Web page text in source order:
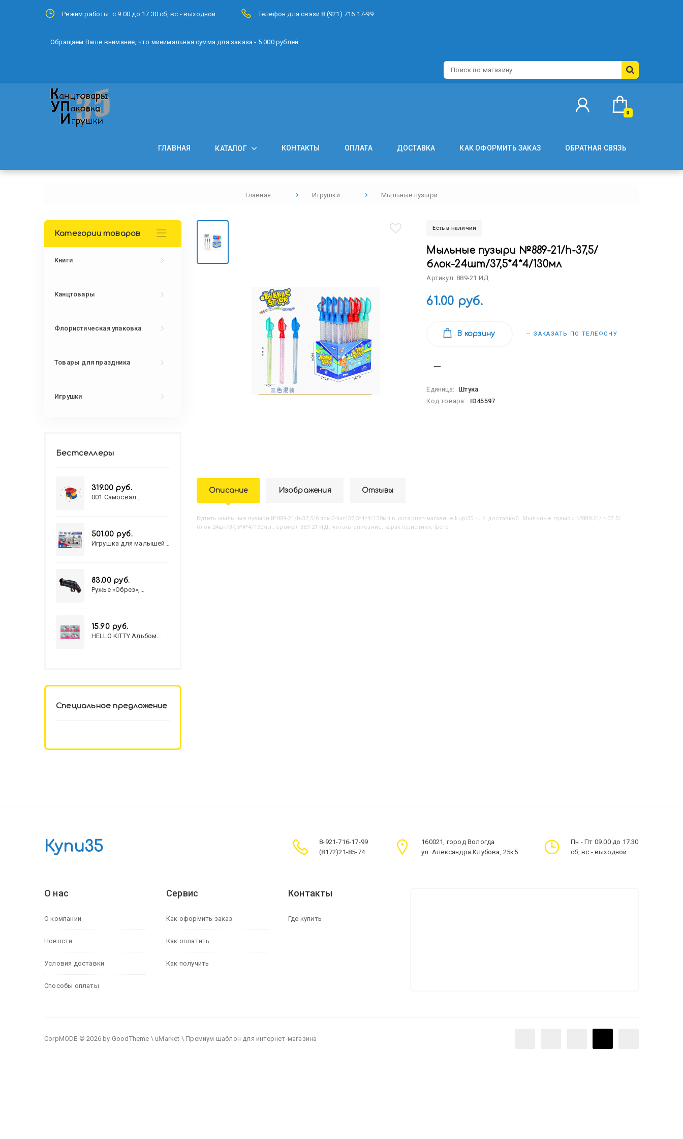
Режим работы: с 9.00 до 17.30 сб, вс - выходной Телефон для связи 8 (921) 716 17-99
Обращаем Ваше внимание, что минимальная сумма для заказа - 5 000 рублей
0
ГЛАВНАЯ КАТАЛОГ КОНТАКТЫ ОПЛАТА ДОСТАВКА КАК ОФОРМИТЬ ЗАКАЗ ОБРАТНАЯ СВЯЗЬ
Главная Игрушки Мыльные пузыри
Есть в наличии
Мыльные пузыри №889-21/h-37,5/
блок-24шт/37,5*4*4/130мл
Артикул: 889-21 ИД
61.00 руб.
В корзину — ЗАКАЗАТЬ ПО ТЕЛЕФОНУ
Единица:
Штука
Код товара:
ID45597
Описание Изображения Отзывы
Купить Мыльные пузыри №889-21/h-37,5/блок-24шт/37,5*4*4/130мл в интернет-магазине kupi35.ru с доставкой. Мыльные пузыри №889-21/h-37,5/
блок-24шт/37,5*4*4/130мл , артикул 889-21 ИД: читать описание, характеристики, фото
Категории товаров
Книги
Канцтовары
Флористическая упаковка
Товары для праздника
Игрушки
Бестселлеры
319.00 руб.
001 Самосвал
501.00 руб.
Игрушка для малышей
83.00 руб.
Ружье «Обрез»,
15.90 руб.
HELLO KITTY Альбом
Специальное предложение
Купи35
8-921-716-17-99
(8172)21-85-74
160021, город Вологда
ул. Александра Клубова, 25к5
Пн - Пт 09.00 до 17.30
сб, вс - выходной
О нас
О компании
Новости
Условия доставки
Способы оплаты
Сервис
Как оформить заказ
Как оплатить
Как получить
Контакты
Где купить
CorpMODE © 2026 by GoodTheme \ uMarket \ Премиум шаблон для интернет-магазина